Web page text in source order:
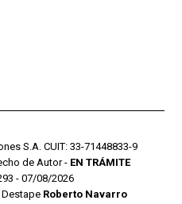
S.A. CUIT: 33-71448833-9
de Autor - EN TRÁMITE
- 07/08/2026
Roberto Navarro